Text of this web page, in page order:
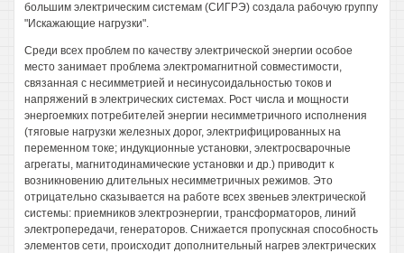
большим электрическим системам (СИГРЭ) создала рабочую группу
"Искажающие нагрузки".
Среди всех проблем по качеству электрической энергии особое
место занимает проблема электромагнитной совместимости,
связанная с несимметрией и несинусоидальностью токов и
напряжений в электрических системах. Рост числа и мощности
энергоемких потребителей энергии несимметричного исполнения
(тяговые нагрузки железных дорог, электрифицированных на
переменном токе; индукционные установки, электросварочные
агрегаты, магнитодинамические установки и др.) приводит к
возникновению длительных несимметричных режимов. Это
отрицательно сказывается на работе всех звеньев электрической
системы: приемников электроэнергии, трансформаторов, линий
электропередачи, генераторов. Снижается пропускная способность
элементов сети, происходит дополнительный нагрев электрических